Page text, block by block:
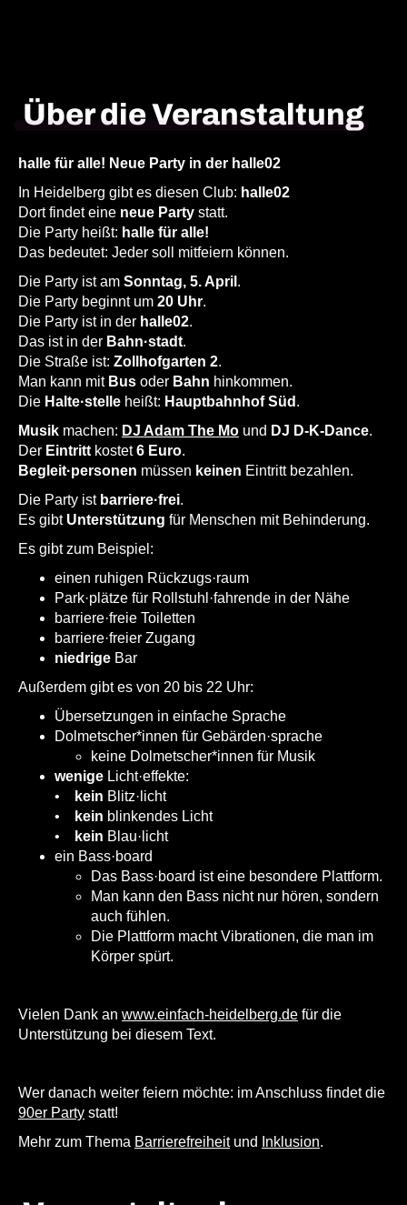
Über die Veranstaltung
halle für alle! Neue Party in der halle02
In Heidelberg gibt es diesen Club: halle02
Dort findet eine neue Party statt.
Die Party heißt: halle für alle!
Das bedeutet: Jeder soll mitfeiern können.
Die Party ist am Sonntag, 5. April .
Die Party beginnt um 20 Uhr.
Die Party ist in der halle02.
Das ist in der Bahn·stadt.
Die Straße ist: Zollhofgarten 2.
Man kann mit Bus oder Bahn hinkommen.
Die Halte·stelle heißt: Hauptbahnhof Süd .
Musik machen: DJ Adam The Mo und DJ D-K-Dance.
Der Eintritt kostet6 Euro.
Begleit·personen müssen keinen Eintritt bezahlen.
Die Party ist barriere·frei.
Es gibt Unterstützung für Menschen mit Behinderung.
Es gibt zum Beispiel:
einen ruhigen Rückzugs·raum
Park·plätze für Rollstuhl·fahrende in der Nähe
barriere·freie Toiletten
barriere·freier Zugang
niedrige Bar
Außerdem gibt es von 20 bis 22 Uhr:
Übersetzungen in einfache Sprache
Dolmetscher*innen für Gebärden·sprache
keine Dolmetscher*innen für Musik
wenige Licht·effekte:
•
kein Blitz·licht
•
kein blinkendes Licht
•
kein Blau·licht
ein Bass·board
Das Bass·board ist eine besondere Plattform.
Man kann den Bass nicht nur hören, sondern
auch fühlen.
Die Plattform macht Vibrationen, die man im
Körper spürt.
Vielen Dank an www.einfach-heidelberg.de für die
Unterstützung bei diesem Text.
Wer danach weiter feiern möchte: im Anschluss findet die
90er Party statt!
Mehr zum Thema Barrierefreiheitund Inklusion.